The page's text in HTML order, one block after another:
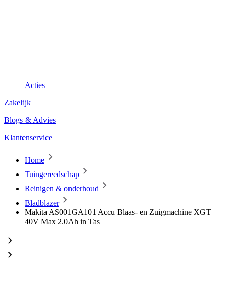
Acties
Zakelijk
Blogs & Advies
Klantenservice
Home
Tuingereedschap
Reinigen & onderhoud
Bladblazer
Makita AS001GA101 Accu Blaas- en Zuigmachine XGT
40V Max 2.0Ah in Tas